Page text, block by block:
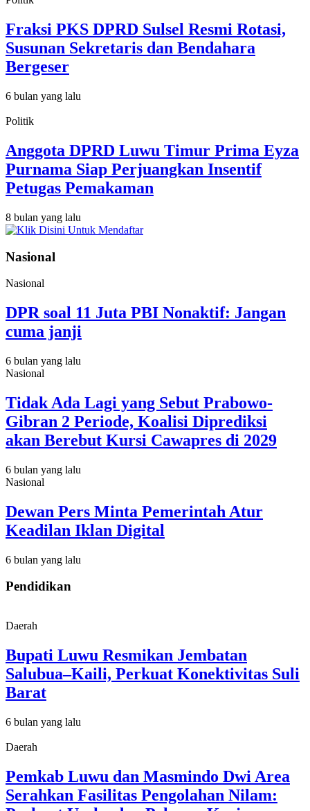
Fraksi PKS DPRD Sulsel Resmi Rotasi,
Susunan Sekretaris dan Bendahara
Bergeser
6 bulan yang lalu
Politik
Anggota DPRD Luwu Timur Prima Eyza
Purnama Siap Perjuangkan Insentif
Petugas Pemakaman
8 bulan yang lalu
Nasional
Nasional
DPR soal 11 Juta PBI Nonaktif: Jangan
cuma janji
6 bulan yang lalu
Nasional
Tidak Ada Lagi yang Sebut Prabowo-
Gibran 2 Periode, Koalisi Diprediksi
akan Berebut Kursi Cawapres di 2029
6 bulan yang lalu
Nasional
Dewan Pers Minta Pemerintah Atur
Keadilan Iklan Digital
6 bulan yang lalu
Pendidikan
Daerah
Bupati Luwu Resmikan Jembatan
Salubua–Kaili, Perkuat Konektivitas Suli
Barat
6 bulan yang lalu
Daerah
Pemkab Luwu dan Masmindo Dwi Area
Serahkan Fasilitas Pengolahan Nilam: